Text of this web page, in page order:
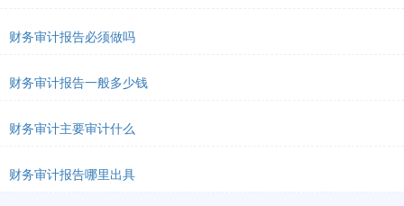
财务审计报告必须做吗
财务审计报告一般多少钱
财务审计主要审计什么
财务审计报告哪里出具